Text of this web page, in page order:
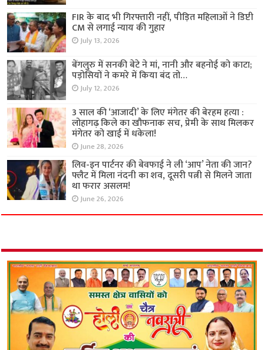
FIR के बाद भी गिरफ्तारी नहीं, पीड़ित महिलाओं ने डिप्टी
CM से लगाई न्याय की गुहार
July 13, 2026
बेंगलुरु में सनकी बेटे ने मां, नानी और बहनोई को काटा;
पड़ोसियों ने कमरे में किया बंद तो…
July 12, 2026
3 साल की ‘आजादी’ के लिए मंगेतर की बेरहम हत्या :
लोहागढ़ किले का खौफनाक सच, प्रेमी के साथ मिलकर
मंगेतर को खाई में धकेला!
June 28, 2026
लिव-इन पार्टनर की बेवफाई ने ली ‘आप’ नेता की जान?
फ्लैट में मिला नंदनी का शव, दूसरी पत्नी से मिलने जाता
था फरार असलम!
June 26, 2026